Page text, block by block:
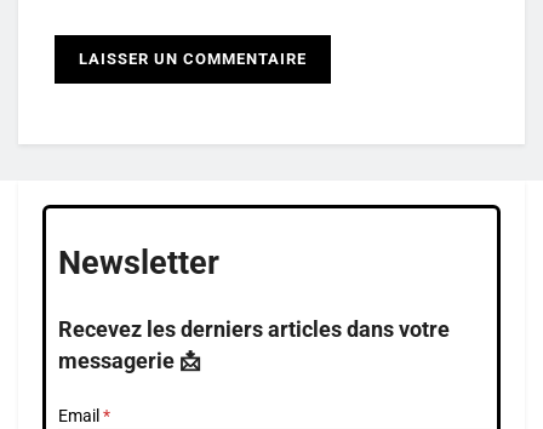
Newsletter
Recevez les derniers articles dans votre
messagerie 📩
Email